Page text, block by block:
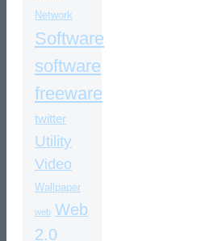
Network
Software
software
freeware
twitter
Utility
Video
Wallpaper
web Web
2.0